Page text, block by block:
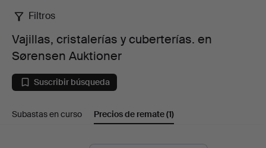
Vajillas,
cristalerías
cuberterías.
Filtros
Vajillas, cristalerías y cuberterías. en
Sørensen Auktioner
Suscribir búsqueda
Subastas en curso Precios de remate(1)